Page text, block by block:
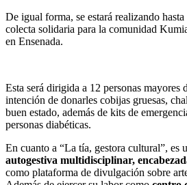
De igual forma, se estará realizando
colecta solidaria para la comunidad
en Ensenada.
Esta será dirigida a 12 personas mayores
intención de donarles cobijas gruesas,
buen estado, además de kits de
personas diabéticas.
En cuanto a “La tía, gestora cultural”, es
autogestiva multidisciplinar,
como plataforma de divulgación sobre